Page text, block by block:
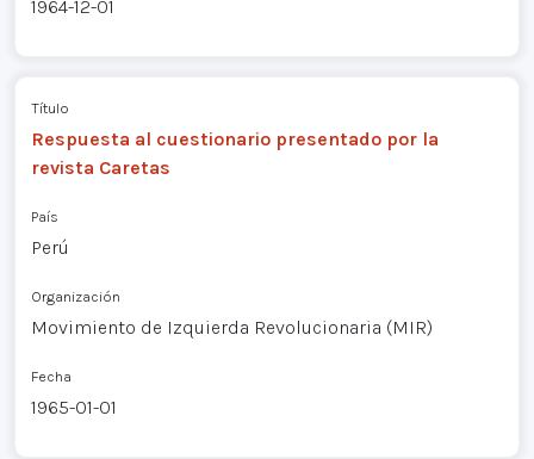
1964-12-01
Título
Respuesta al cuestionario presentado por la
revista Caretas
País
Perú
Organización
Movimiento de Izquierda Revolucionaria (MIR)
Fecha
1965-01-01